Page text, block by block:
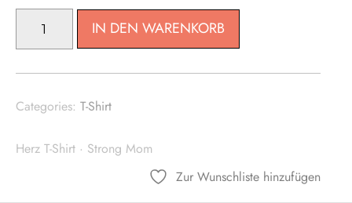
HEART
IN DEN WARENKORB
Categories: T-Shirt
Herz T-Shirt · Strong Mom
Zur Wunschliste hinzufügen